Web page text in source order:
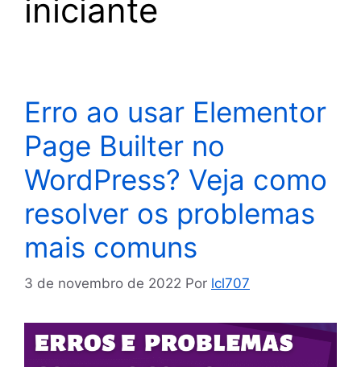
iniciante
Erro ao usar Elementor
Page Builter no
WordPress? Veja como
resolver os problemas
mais comuns
3 de novembro de 2022 Por lcl707